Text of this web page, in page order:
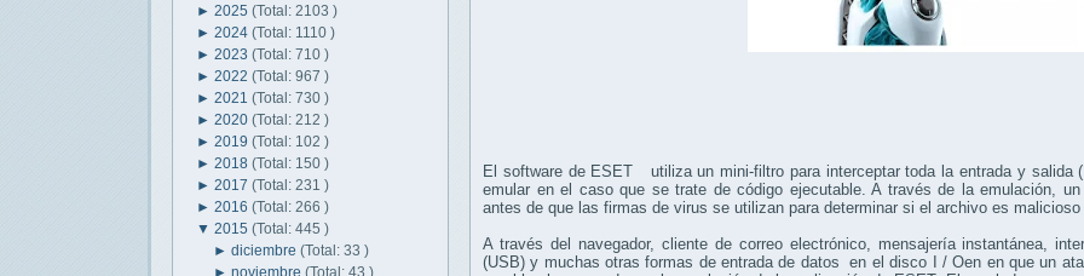
► 2025 (Total: 2103 )
► 2024 (Total: 1110 )
► 2023 (Total: 710 )
► 2022 (Total: 967 )
► 2021 (Total: 730 )
► 2020 (Total: 212 )
► 2019 (Total: 102 )
► 2018 (Total: 150 )
► 2017 (Total: 231 )
► 2016 (Total: 266 )
▼ 2015 (Total: 445 )
►diciembre(Total: 33 )
►noviembre(Total: 43 )
El software de ESET utiliza un mini-filtro para interceptar toda la entrada y salida
emular en el caso que se trate de código ejecutable. A través de la emulación,
antes de que las firmas de virus se utilizan para determinar si el archivo es malicioso
A través del navegador, cliente de correo electrónico, mensajería instantánea,
(USB) y muchas otras formas de entrada de datos en el disco I / Oen en que un